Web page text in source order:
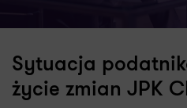
Sytuacja
życie zmian JPK